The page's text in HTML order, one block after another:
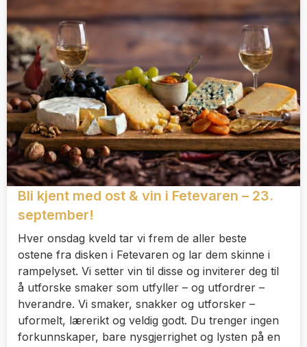
Bli kjent med ost & vin i Fetevaren – 23.
september!
Hver onsdag kveld tar vi frem de aller beste
ostene fra disken i Fetevaren og lar dem skinne i
rampelyset. Vi setter vin til disse og inviterer deg til
å utforske smaker som utfyller – og utfordrer –
hverandre. Vi smaker, snakker og utforsker –
uformelt, lærerikt og veldig godt. Du trenger ingen
forkunnskaper, bare nysgjerrighet og lysten på en